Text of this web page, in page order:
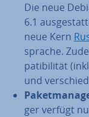
Die neue
6.1
neue Kern
spra­che.
pa­ti­bi­li­tät
und
ger verfügt